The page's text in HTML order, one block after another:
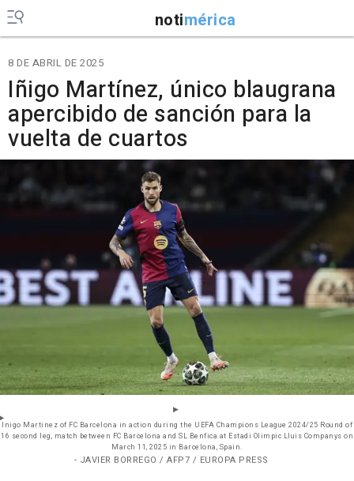
notimérica
8 DE ABRIL DE 2025
Iñigo Martínez, único blaugrana
apercibido de sanción para la
vuelta de cuartos
Inigo Martinez of FC Barcelona in action during the UEFA Champions League 2024/25 Round of
16 second leg, match between FC Barcelona and SL Benfica at Estadi Olimpic Lluis Companys on
March 11, 2025 in Barcelona, Spain.
- JAVIER BORREGO / AFP7 / EUROPA PRESS